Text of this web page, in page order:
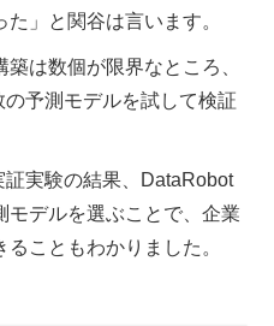
」と関谷は言います。
は数個が限界なところ、
予測モデルを試して検証
実験の結果、DataRobot
モデルを選ぶことで、企業
こともわかりました。